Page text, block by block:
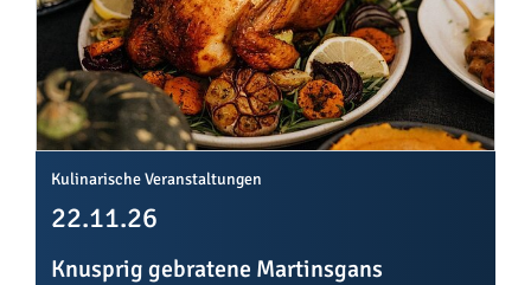
Kulinarische Veranstaltungen
22.11.26
Knusprig gebratene Martinsgans